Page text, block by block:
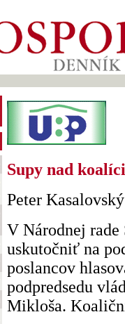
Supy nad
Peter Kasalovský
V Národnej rade
uskutočniť na
poslancov
podpredsedu
Mikloša.